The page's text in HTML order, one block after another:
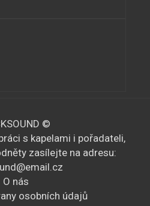
©
s kapelami i pořadateli,
zasílejte na adresu:
O nás
osobních údajů